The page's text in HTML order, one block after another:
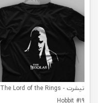
تیشرت The Lord of the Rings -
Hobbit #19